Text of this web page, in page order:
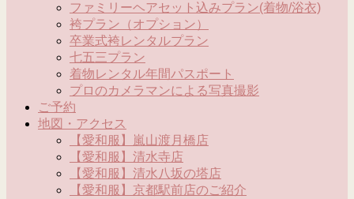
ファミリーヘアセット込みプラン(着物/浴衣)
袴プラン（オプション）
卒業式袴レンタルプラン
七五三プラン
着物レンタル年間パスポート
プロのカメラマンによる写真撮影
ご予約
地図・アクセス
【愛和服】嵐山渡月橋店
【愛和服】清水寺店
【愛和服】清水八坂の塔店
【愛和服】京都駅前店のご紹介